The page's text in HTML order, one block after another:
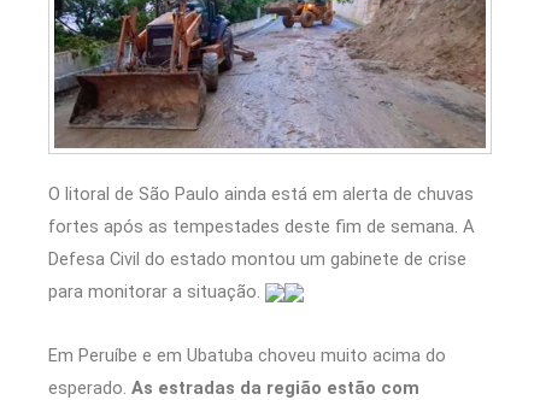
O litoral de São Paulo ainda está em alerta de chuvas
fortes após as tempestades deste fim de semana. A
Defesa Civil do estado montou um gabinete de crise
para monitorar a situação.
Em Peruíbe e em Ubatuba choveu muito acima do
esperado. As estradas da região estão com